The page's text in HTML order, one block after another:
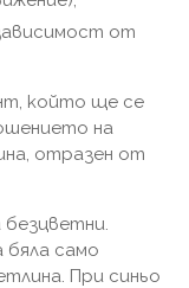
от
който ще се
на
отразен от
бяла само
При синьо